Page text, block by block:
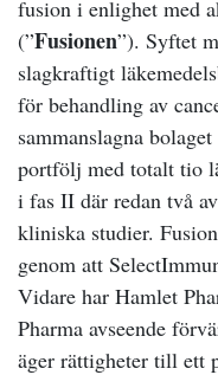
fusion i enlighet med
(”Fusionen”). Syftet
slagkraftigt
för behandling av
sammanslagna bolaget
portfölj med totalt tio
i fas II där redan två
kliniska studier.
genom att
Vidare har Hamlet
Pharma avseende
äger rättigheter till ett